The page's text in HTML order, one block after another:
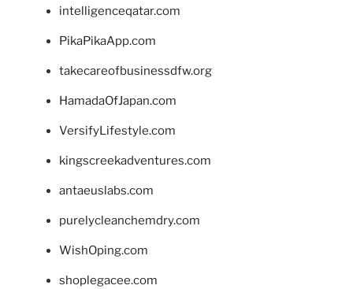
intelligenceqatar.com
PikaPikaApp.com
takecareofbusinessdfw.org
HamadaOfJapan.com
VersifyLifestyle.com
kingscreekadventures.com
antaeuslabs.com
purelycleanchemdry.com
WishOping.com
shoplegacee.com